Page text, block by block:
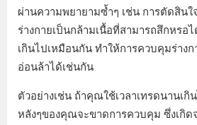
ผ่านความพยายามซ้ำๆ เช่น การตัดสิน
ร่างกายเป็นกล้ามเนื้อที่สามารถสึกหรอ
เกินไปเหมือนกัน ทำให้การควบคุมร่าง
อ่อนล้าได้เช่นกัน
ตัวอย่างเช่น ถ้าคุณใช้เวลาเทรดนานเกิ
หลังๆของคุณจะขาดการควบคุม ซึ่งเกิด